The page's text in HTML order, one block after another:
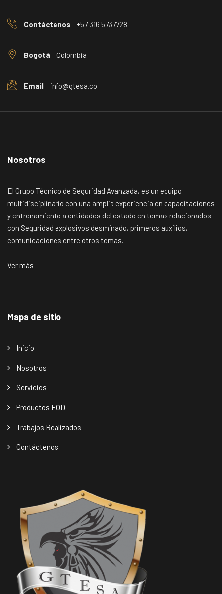
Contáctenos +57 316 5737728
Bogotá Colombia
Email info@gtesa.co
Nosotros
El Grupo Técnico de Seguridad Avanzada, es un equipo
multidisciplinario con una amplia experiencia en capacitaciones
y entrenamiento a entidades del estado en temas relacionados
con Seguridad explosivos desminado, primeros auxilios,
comunicaciones entre otros temas.
Ver más
Mapa de sitio
Inicio
Nosotros
Servicios
Productos EOD
Trabajos Realizados
Contáctenos